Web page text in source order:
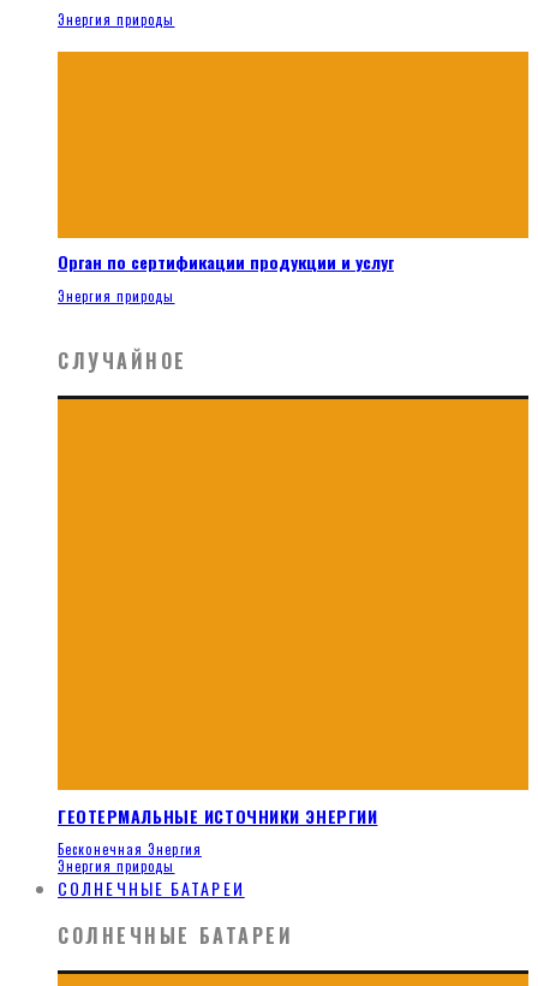
Энергия природы
Орган по сертификации продукции и услуг
Энергия природы
СЛУЧАЙНОЕ
ГЕОТЕРМАЛЬНЫЕ ИСТОЧНИКИ ЭНЕРГИИ
Бесконечная Энергия
Энергия природы
СОЛНЕЧНЫЕ БАТАРЕИ
СОЛНЕЧНЫЕ БАТАРЕИ